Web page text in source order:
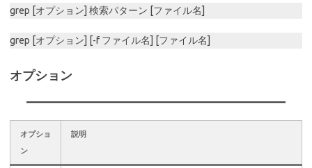
grep [オプション] 検索パターン [ファイル名]
grep [オプション] [-f ファイル名] [ファイル名]
オプション
オプショ
ン
説明